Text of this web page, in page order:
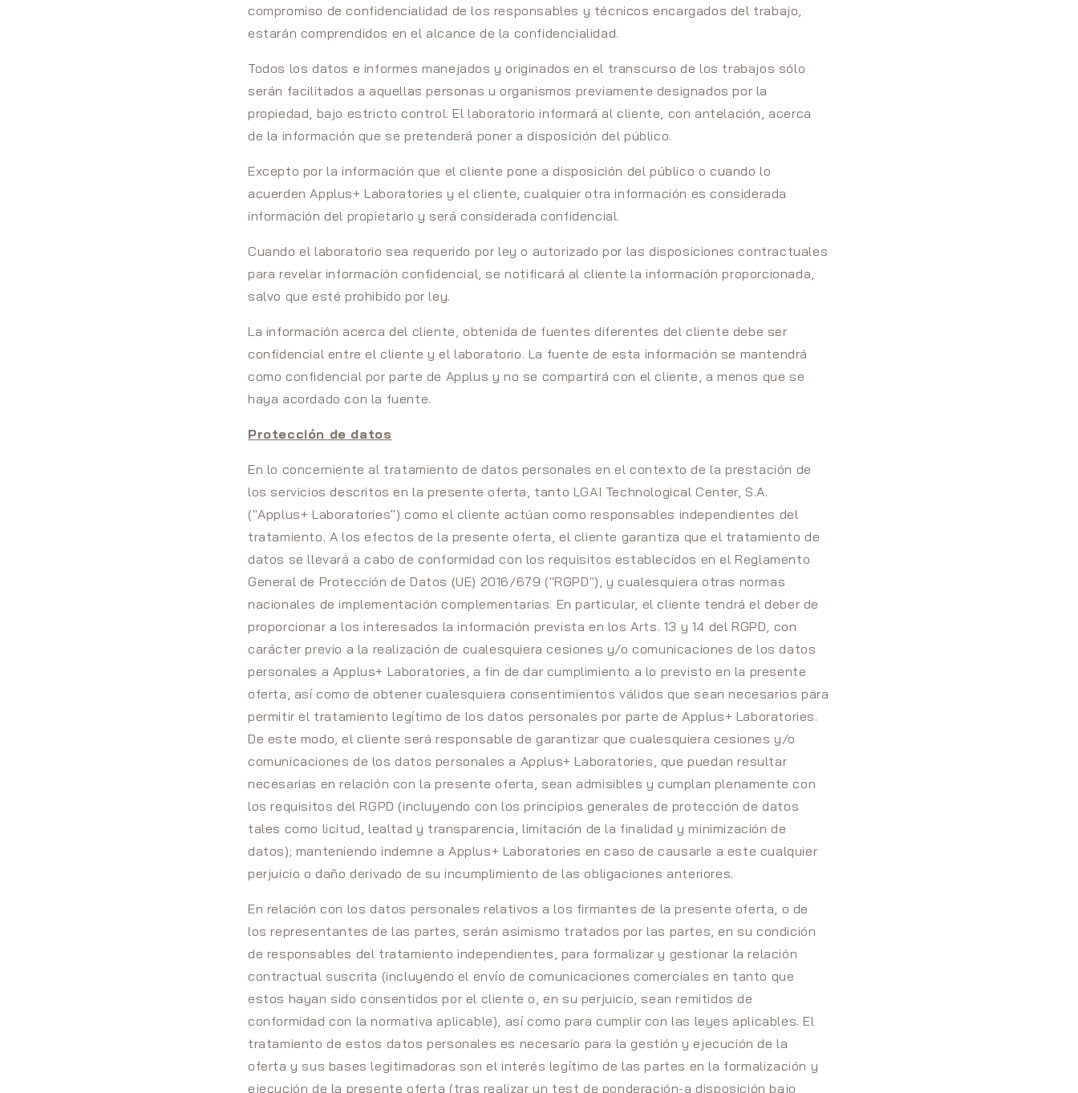
compromiso de confidencialidad de los responsables y técnicos encargados del trabajo,
estarán comprendidos en el alcance de la confidencialidad.
Todos los datos e informes manejados y originados en el transcurso de los trabajos sólo
serán facilitados a aquellas personas u organismos previamente designados por la
propiedad, bajo estricto control. El laboratorio informará al cliente, con antelación, acerca
de la información que se pretenderá poner a disposición del público.
Excepto por la información que el cliente pone a disposición del público o cuando lo
acuerden Applus+ Laboratories y el cliente, cualquier otra información es considerada
información del propietario y será considerada confidencial.
Cuando el laboratorio sea requerido por ley o autorizado por las disposiciones contractuales
para revelar información confidencial, se notificará al cliente la información proporcionada,
salvo que esté prohibido por ley.
La información acerca del cliente, obtenida de fuentes diferentes del cliente debe ser
confidencial entre el cliente y el laboratorio. La fuente de esta información se mantendrá
como confidencial por parte de Applus y no se compartirá con el cliente, a menos que se
haya acordado con la fuente.
Protección de datos
En lo concerniente al tratamiento de datos personales en el contexto de la prestación de
los servicios descritos en la presente oferta, tanto LGAI Technological Center, S.A.
("Applus+ Laboratories") como el cliente actúan como responsables independientes del
tratamiento. A los efectos de la presente oferta, el cliente garantiza que el tratamiento de
datos se llevará a cabo de conformidad con los requisitos establecidos en el Reglamento
General de Protección de Datos (UE) 2016/679 ("RGPD"), y cualesquiera otras normas
nacionales de implementación complementarias. En particular, el cliente tendrá el deber de
proporcionar a los interesados la información prevista en los Arts. 13 y 14 del RGPD, con
carácter previo a la realización de cualesquiera cesiones y/o comunicaciones de los datos
personales a Applus+ Laboratories, a fin de dar cumplimiento a lo previsto en la presente
oferta, así como de obtener cualesquiera consentimientos válidos que sean necesarios para
permitir el tratamiento legítimo de los datos personales por parte de Applus+ Laboratories.
De este modo, el cliente será responsable de garantizar que cualesquiera cesiones y/o
comunicaciones de los datos personales a Applus+ Laboratories, que puedan resultar
necesarias en relación con la presente oferta, sean admisibles y cumplan plenamente con
los requisitos del RGPD (incluyendo con los principios generales de protección de datos
tales como licitud, lealtad y transparencia, limitación de la finalidad y minimización de
datos); manteniendo indemne a Applus+ Laboratories en caso de causarle a este cualquier
perjuicio o daño derivado de su incumplimiento de las obligaciones anteriores.
En relación con los datos personales relativos a los firmantes de la presente oferta, o de
los representantes de las partes, serán asimismo tratados por las partes, en su condición
de responsables del tratamiento independientes, para formalizar y gestionar la relación
contractual suscrita (incluyendo el envío de comunicaciones comerciales en tanto que
estos hayan sido consentidos por el cliente o, en su perjuicio, sean remitidos de
conformidad con la normativa aplicable), así como para cumplir con las leyes aplicables. El
tratamiento de estos datos personales es necesario para la gestión y ejecución de la
oferta y sus bases legitimadoras son el interés legítimo de las partes en la formalización y
ejecución de la presente oferta (tras realizar un test de ponderación-a disposición bajo